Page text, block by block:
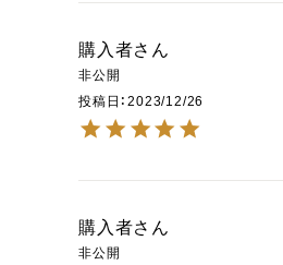
購入者
非公開
投稿日
2023/12/26
購入者
非公開